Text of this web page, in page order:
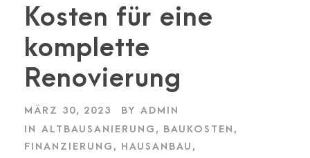
Kosten für eine
komplette
Renovierung
MÄRZ 30, 2023 BY ADMIN
IN ALTBAUSANIERUNG , BAUKOSTEN ,
FINANZIERUNG , HAUSANBAU ,